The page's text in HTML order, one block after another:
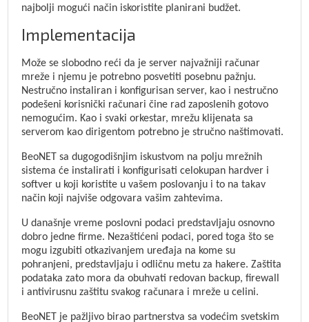
najbolji mogući način iskoristite planirani budžet.
Implementacija
Može se slobodno reći da je server najvažniji računar
mreže i njemu je potrebno posvetiti posebnu pažnju.
Nestručno instaliran i konfigurisan server, kao i nestručno
podešeni korisnički računari čine rad zaposlenih gotovo
nemogućim. Kao i svaki orkestar, mrežu klijenata sa
serverom kao dirigentom potrebno je stručno naštimovati.
BeoNET sa dugogodišnjim iskustvom na polju mrežnih
sistema će instalirati i konfigurisati celokupan hardver i
softver u koji koristite u vašem poslovanju i to na takav
način koji najviše odgovara vašim zahtevima.
U današnje vreme poslovni podaci predstavljaju osnovno
dobro jedne firme. Nezaštićeni podaci, pored toga što se
mogu izgubiti otkazivanjem uređaja na kome su
pohranjeni, predstavljaju i odličnu metu za hakere. Zaštita
podataka zato mora da obuhvati redovan backup, firewall
i antivirusnu zaštitu svakog računara i mreže u celini.
BeoNET je pažljivo birao partnerstva sa vodećim svetskim